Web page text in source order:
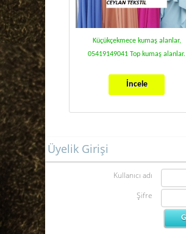
Küçükçekmece kumaş alanlar,
05419149041 Top kumaş alanlar.
İncele
Üyelik Girişi
Kullanıcı adı
Şifre